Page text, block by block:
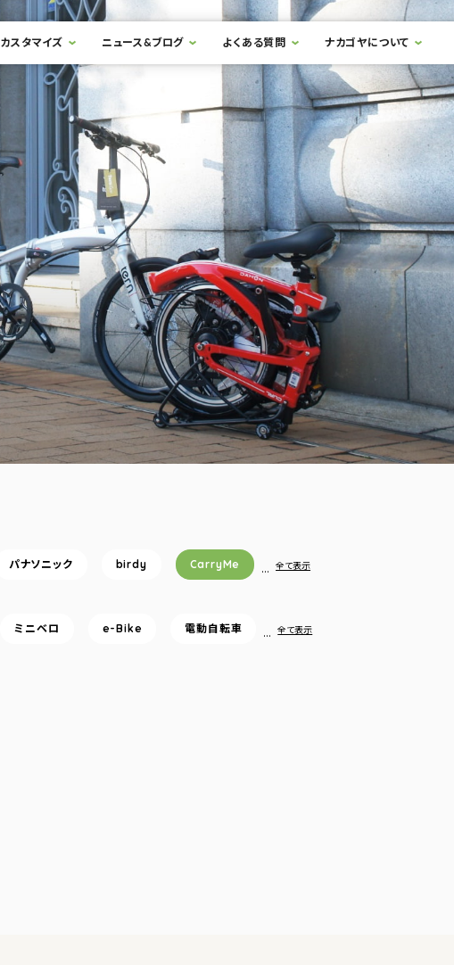
カスタマイズ ニュース&ブログ よくある質問 ナカゴヤについて
パナソニック birdy CarryMe … 全て表示
ミニベロ e-Bike 電動自転車 … 全て表示